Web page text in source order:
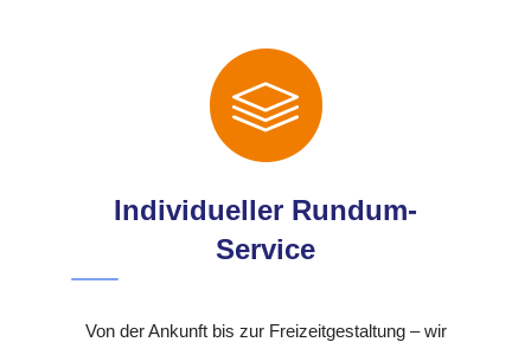
Individueller Rundum-
Service
Von der Ankunft bis zur Freizeitgestaltung – wir